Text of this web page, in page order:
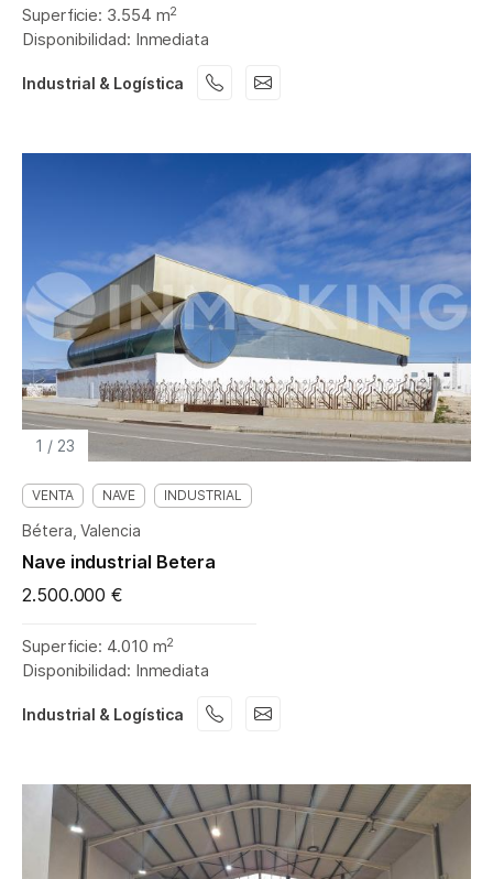
Superficie: 3.554 m2
Disponibilidad: Inmediata
Industrial & Logística
1 / 23
VENTA NAVE INDUSTRIAL
Bétera, Valencia
Nave industrial Betera
2.500.000 €
Superficie: 4.010 m2
Disponibilidad: Inmediata
Industrial & Logística